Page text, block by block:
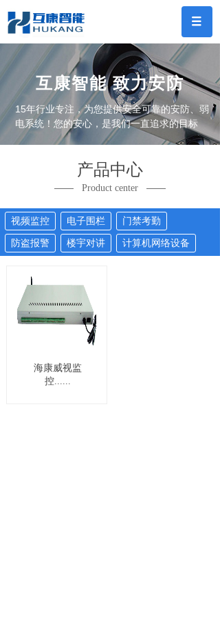
互康智能 致力安防
15年行业专注，为您提供安全可靠的安防、弱
电系统！您的安心，是我们一直追求的目标
产品中心
—— Product center ——
视频监控 电子围栏
门禁考勤
防盗报警
楼宇对讲 计算机网络设备
海康威视监
控......